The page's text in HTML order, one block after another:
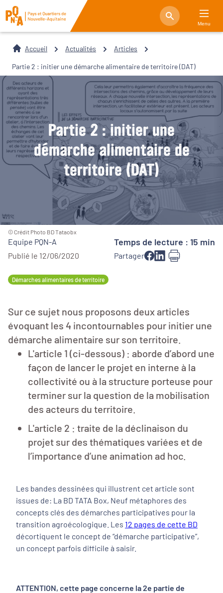
Menu
Accueil Actualités Articles
Partie 2 : initier une démarche alimentaire de territoire (DAT)
Partie 2 : initier une
démarche alimentaire de
territoire (DAT)
© Crédit Photo BD Tataobx
Equipe PQN-A
Publié le 12/06/2020
Temps de lecture : 15 min
Partager
Démarches alimentaires de territoire
Sur ce sujet nous proposons deux articles
évoquant les 4 incontournables pour initier une
démarche alimentaire sur son territoire.
L'article 1 (ci-dessous) : aborde d’abord une
façon de lancer le projet en interne à la
collectivité ou à la structure porteuse pour
terminer sur la question de la mobilisation
des acteurs du territoire.
L'article 2 : traite de la déclinaison du
projet sur des thématiques variées et de
l’importance d’une animation ad hoc.
Les bandes dessinées qui illustrent cet article sont
issues de: La BD TATA Box, Neuf métaphores des
concepts clés des démarches participatives pour la
transition agroécologique. Les 12 pages de cette BD
décortiquent le concept de “démarche participative”,
un concept parfois difficile à saisir.
ATTENTION, cette page concerne la 2e partie de